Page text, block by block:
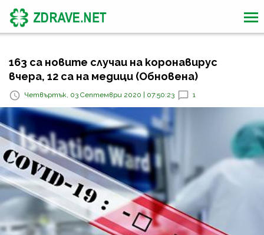
163 са новите случаи на коронавирус
вчера, 12 са на медици (Обновена)
Четвъртък, 03 Септември 2020 | 07:50:23 1